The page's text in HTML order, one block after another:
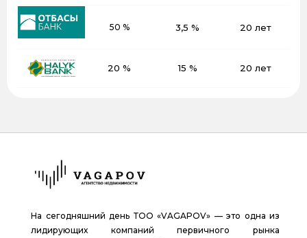
50 % 3,5 % 20 лет
20 % 15 % 20 лет
На сегодняшний день ТОО «VAGAPOV» — это одна из
лидирующих компаний первичного рынка